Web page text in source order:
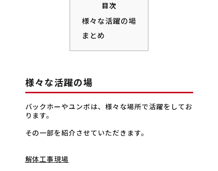
目次
様々な活躍の場
まとめ
様々な活躍の場
バックホーやユンボは、様々な場所で活躍をしてお
ります。
その一部を紹介させていただきます。
解体工事現場